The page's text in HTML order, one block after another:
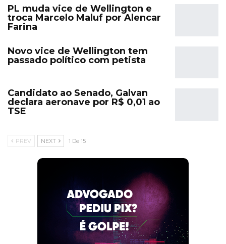
PL muda vice de Wellington e
troca Marcelo Maluf por Alencar
Farina
Novo vice de Wellington tem
passado político com petista
Candidato ao Senado, Galvan
declara aeronave por R$ 0,01 ao
TSE
PREV NEXT 1 De 15